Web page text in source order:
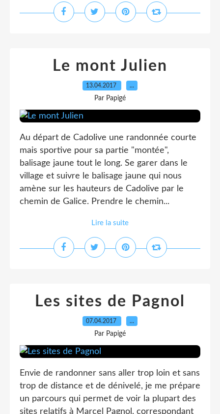
Le mont Julien
13.04.2017 …
Par Papigé
Au départ de Cadolive une randonnée courte
mais sportive pour sa partie "montée",
balisage jaune tout le long. Se garer dans le
village et suivre le balisage jaune qui nous
amène sur les hauteurs de Cadolive par le
chemin de Galice. Prendre le chemin...
Lire la suite
Les sites de Pagnol
07.04.2017 …
Par Papigé
Envie de randonner sans aller trop loin et sans
trop de distance et de dénivelé, je me prépare
un parcours qui permet de voir la plupart des
sites relatifs à Marcel Pagnol, correspondant